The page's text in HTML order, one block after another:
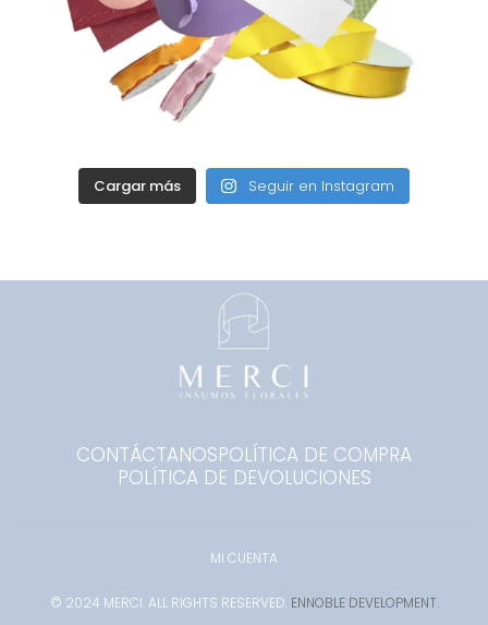
Cargar más Seguir en Instagram
CONTÁCTANOSPOLÍTICA DE COMPRA
POLÍTICA DE DEVOLUCIONES
© 2024 MERCI. ALL RIGHTS RESERVED. ENNOBLE DEVELOPMENT.
MI CUENTA